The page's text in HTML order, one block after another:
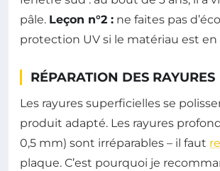
pâle. Leçon n°2 : ne faites pas
protection UV si le matériau est en
RÉPARATION DES RAYURES
Les rayures superficielles se
produit adapté. Les rayures
0,5 mm) sont irréparables – il faut
plaque. C’est pourquoi je